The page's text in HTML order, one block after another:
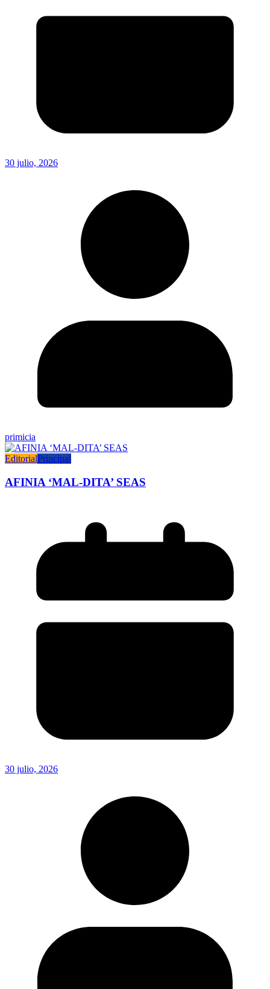
30 julio, 2026
primicia
EditorialPrincipal
AFINIA ‘MAL-DITA’ SEAS
30 julio, 2026